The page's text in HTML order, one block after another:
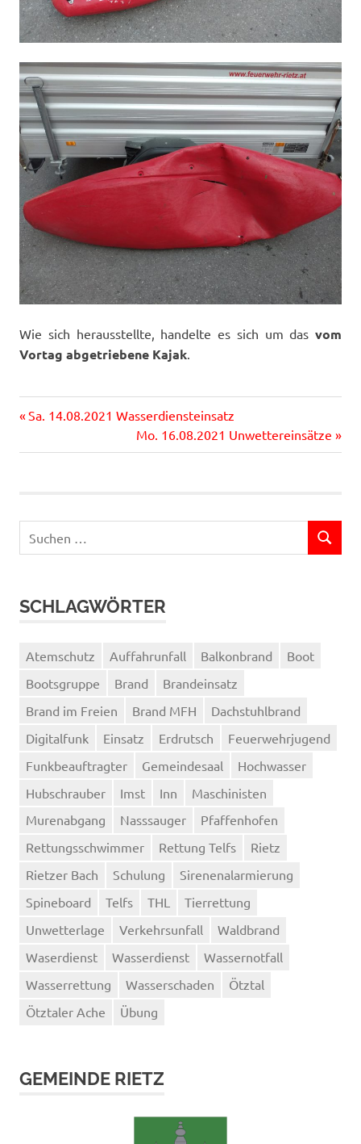
Wie sich herausstellte, handelte es sich um das vom
Vortag abgetriebene Kajak.
Beitragsnavigation
Vorheriger
Sa. 14.08.2021 Wasserdiensteinsatz
Nächster
Beitrag:
Mo. 16.08.2021 Unwettereinsätze
nach:
SUCHEN
SCHLAGWÖRTER
Atemschutz Auffahrunfall Balkonbrand
Boot
Bootsgruppe
Brand
Brandeinsatz
Brand im Freien
Brand MFH
Dachstuhlbrand
Digitalfunk
Einsatz Erdrutsch
Feuerwehrjugend
Funkbeauftragter
Gemeindesaal
Hochwasser
Hubschrauber
Imst Inn
Maschinisten
Murenabgang
Nasssauger
Pfaffenhofen
Rettungsschwimmer
Rettung Telfs
Rietz
Rietzer Bach
Schulung
Sirenenalarmierung
Spineboard
Telfs THL
Tierrettung
Unwetterlage
Verkehrsunfall
Waldbrand
Waserdienst
Wasserdienst
Wassernotfall
Wasserrettung
Wasserschaden
Ötztal
Ötztaler Ache
Übung
GEMEINDE RIETZ